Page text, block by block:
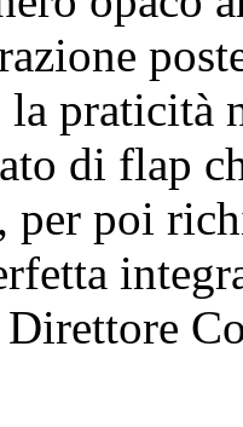
praticità
di flap
per poi
Direttore